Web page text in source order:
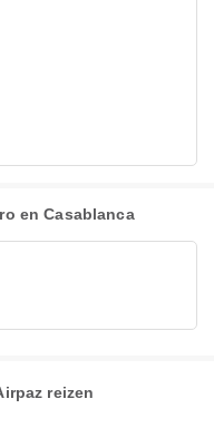
en Casablanca
reizen